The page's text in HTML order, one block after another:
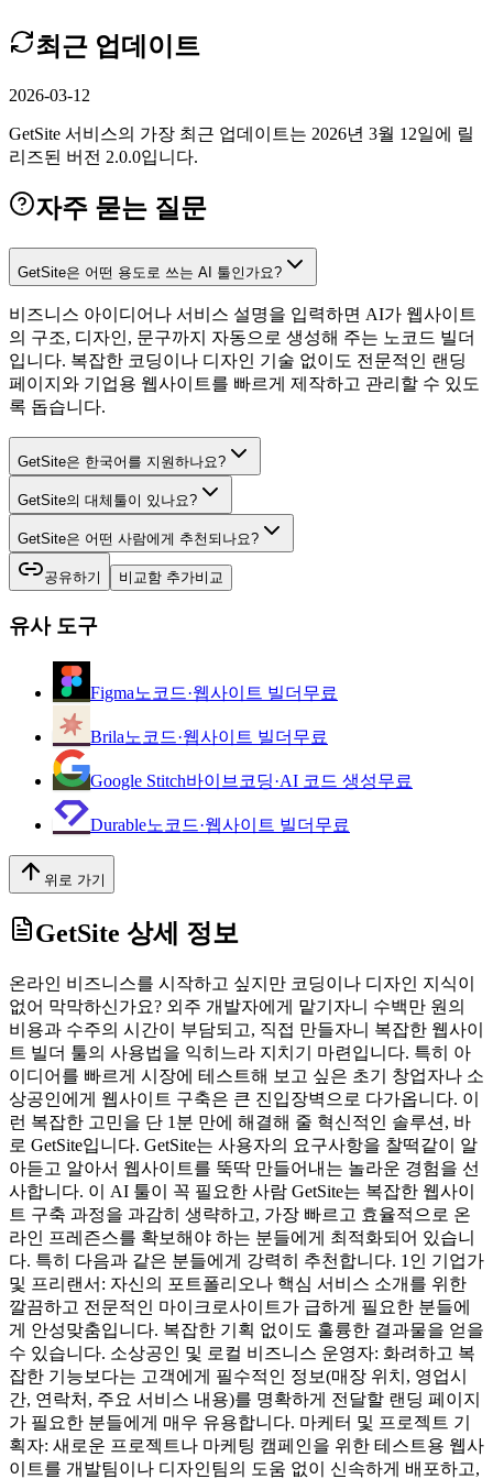
최근 업데이트
2026-03-12
GetSite 서비스의 가장 최근 업데이트는 2026년 3월 12일에 릴
리즈된 버전 2.0.0입니다.
자주 묻는 질문
GetSite은 어떤 용도로 쓰는 AI 툴인가요?
비즈니스 아이디어나 서비스 설명을 입력하면 AI가 웹사이트
의 구조, 디자인, 문구까지 자동으로 생성해 주는 노코드 빌더
입니다. 복잡한 코딩이나 디자인 기술 없이도 전문적인 랜딩
페이지와 기업용 웹사이트를 빠르게 제작하고 관리할 수 있도
록 돕습니다.
GetSite은 한국어를 지원하나요?
GetSite의 대체툴이 있나요?
GetSite은 어떤 사람에게 추천되나요?
공유하기 비교함 추가비교
유사 도구
Figma노코드·웹사이트 빌더 무료
Brila노코드·웹사이트 빌더 무료
Google Stitch바이브코딩·AI 코드 생성무료
Durable노코드·웹사이트 빌더 무료
위로 가기
GetSite 상세 정보
온라인 비즈니스를 시작하고 싶지만 코딩이나 디자인 지식이
없어 막막하신가요? 외주 개발자에게 맡기자니 수백만 원의
비용과 수주의 시간이 부담되고, 직접 만들자니 복잡한 웹사이
트 빌더 툴의 사용법을 익히느라 지치기 마련입니다. 특히 아
이디어를 빠르게 시장에 테스트해 보고 싶은 초기 창업자나 소
상공인에게 웹사이트 구축은 큰 진입장벽으로 다가옵니다. 이
런 복잡한 고민을 단 1분 만에 해결해 줄 혁신적인 솔루션, 바
로 GetSite입니다. GetSite는 사용자의 요구사항을 찰떡같이 알
아듣고 알아서 웹사이트를 뚝딱 만들어내는 놀라운 경험을 선
사합니다. 이 AI 툴이 꼭 필요한 사람 GetSite는 복잡한 웹사이
트 구축 과정을 과감히 생략하고, 가장 빠르고 효율적으로 온
라인 프레즌스를 확보해야 하는 분들에게 최적화되어 있습니
다. 특히 다음과 같은 분들에게 강력히 추천합니다. 1인 기업가
및 프리랜서: 자신의 포트폴리오나 핵심 서비스 소개를 위한
깔끔하고 전문적인 마이크로사이트가 급하게 필요한 분들에
게 안성맞춤입니다. 복잡한 기획 없이도 훌륭한 결과물을 얻을
수 있습니다. 소상공인 및 로컬 비즈니스 운영자: 화려하고 복
잡한 기능보다는 고객에게 필수적인 정보(매장 위치, 영업시
간, 연락처, 주요 서비스 내용)를 명확하게 전달할 랜딩 페이지
가 필요한 분들에게 매우 유용합니다. 마케터 및 프로젝트 기
획자: 새로운 프로젝트나 마케팅 캠페인을 위한 테스트용 웹사
이트를 개발팀이나 디자인팀의 도움 없이 신속하게 배포하고,